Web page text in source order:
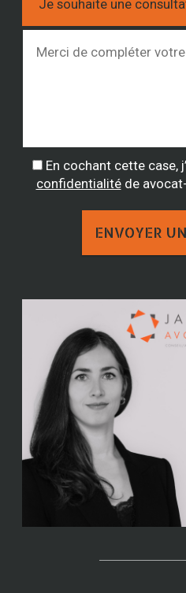
En cochant cette case,
confidentialitéde